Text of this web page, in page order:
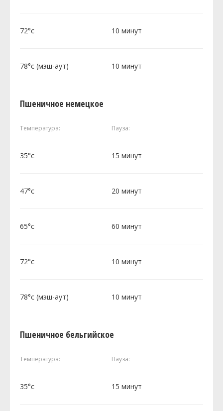
72°c 10 минут
78°c (мэш-аут) 10 минут
Пшеничное немецкое
Температура: Пауза:
35°c 15 минут
47°c 20 минут
65°c 60 минут
72°c 10 минут
78°c (мэш-аут) 10 минут
Пшеничное бельгийское
Температура: Пауза:
35°c 15 минут